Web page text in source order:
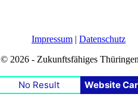
Impressum | Datenschutz
© 2026 - Zukunftsfähiges
No Result Website